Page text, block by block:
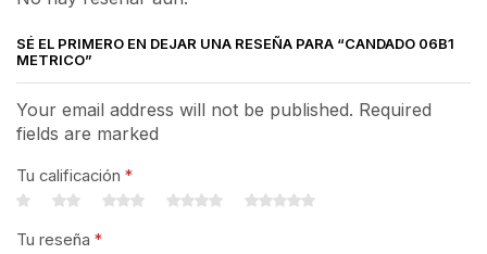
SÉ EL PRIMERO EN DEJAR UNA RESEÑA PARA “CANDADO 06B1
METRICO”
Your email address will not be published. Required
fields are marked
Tu calificación *
Tu reseña *